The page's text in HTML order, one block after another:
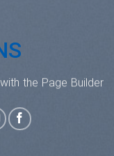
the Page Builder.